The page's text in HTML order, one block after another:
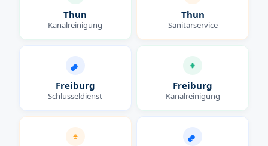
Thun
Kanalreinigung
Thun
Sanitärservice
Freiburg
Schlüsseldienst
Freiburg
Kanalreinigung